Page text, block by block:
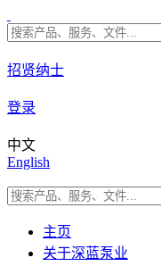
招贤纳士
登录
中文
English
主页
关于深蓝泵业